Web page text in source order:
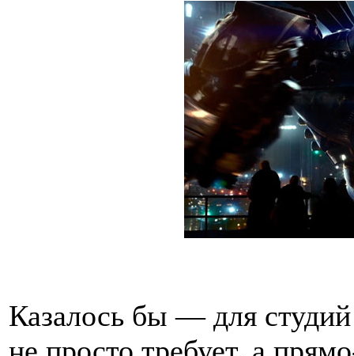
Казалось бы — для студий